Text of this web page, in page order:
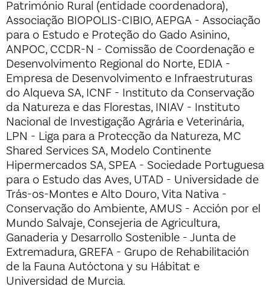
Património Rural (entidade coordenadora),
Associação BIOPOLIS-CIBIO, AEPGA - Associação
para o Estudo e Proteção do Gado Asinino,
ANPOC, CCDR-N - Comissão de Coordenação e
Desenvolvimento Regional do Norte, EDIA -
Empresa de Desenvolvimento e Infraestruturas
do Alqueva SA, ICNF - Instituto da Conservação
da Natureza e das Florestas, INIAV - Instituto
Nacional de Investigação Agrária e Veterinária,
LPN - Liga para a Protecção da Natureza, MC
Shared Services SA, Modelo Continente
Hipermercados SA, SPEA - Sociedade Portuguesa
para o Estudo das Aves, UTAD - Universidade de
Trás-os-Montes e Alto Douro, Vita Nativa -
Conservação do Ambiente, AMUS - Acción por el
Mundo Salvaje, Consejeria de Agricultura,
Ganaderia y Desarrollo Sostenible - Junta de
Extremadura, GREFA - Grupo de Rehabilitación
de la Fauna Autóctona y su Hábitat e
Universidad de Murcia.